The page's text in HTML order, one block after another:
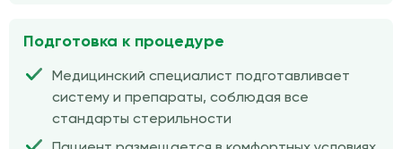
Подготовка к процедуре
Медицинский специалист подготавливает
систему и препараты, соблюдая все
стандарты стерильности